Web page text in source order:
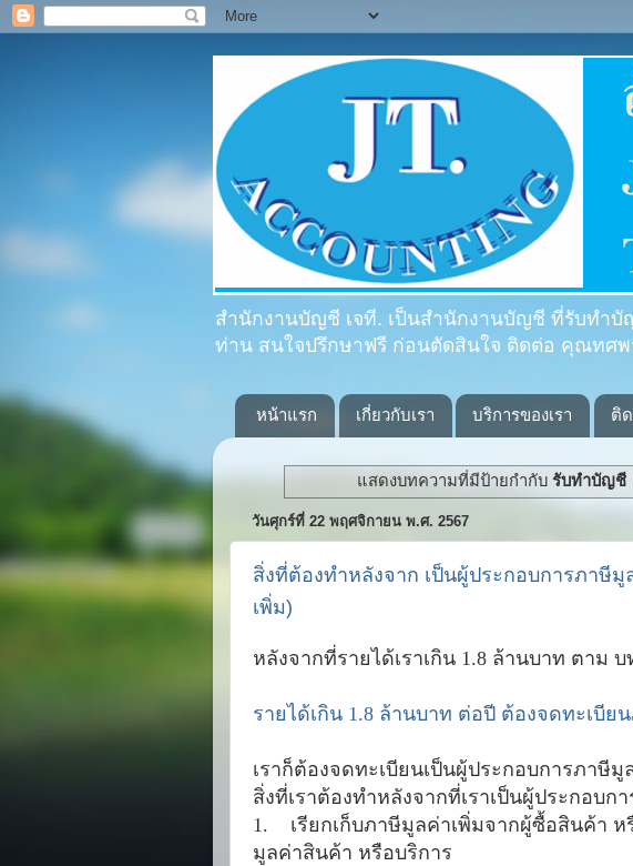
สำนักงานบัญชี เจที. เป็นสำนักงานบัญชี ที่รับทำ
ท่าน สนใจปรึกษาฟรี ก่อนตัดสินใจ ติดต่อ คุณทศพ
หน้าแรก เกี่ยวกับเรา บริการของเรา ติ
แสดงบทความที่มีป้ายกำกับ รับทำบัญชี
วันศุกร์ที่ 22 พฤศจิกายน พ.ศ. 2567
สิ่งที่ต้องทำหลังจาก เป็นผู้ประกอบการภาษี
เพิ่ม)
หลังจากที่รายได้เราเกิน 1.8 ล้านบาท ตาม
รายได้เกิน 1.8 ล้านบาท ต่อปี ต้องจดทะเบีย
เราก็ต้องจดทะเบียนเป็นผู้ประกอบการภาษี
สิ่งที่เราต้องทำหลังจากที่เราเป็นผู้ประกอบก
1. เรียกเก็บภาษีมูลค่าเพิ่มจากผู้ซื้อสินค้า ห
มูลค่าสินค้า หรือบริการ